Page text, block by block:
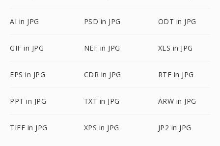
AI in JPG PSD in JPG ODT in JPG
GIF in JPG NEF in JPG XLS in JPG
EPS in JPG CDR in JPG RTF in JPG
PPT in JPG TXT in JPG ARW in JPG
TIFF in JPG XPS in JPG JP2 in JPG